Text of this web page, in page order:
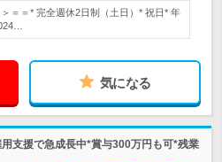
＝＝* 完全週休2日制（土日）* 祝日* 年
気になる
支援で急成長中*賞与300万円も可*残業